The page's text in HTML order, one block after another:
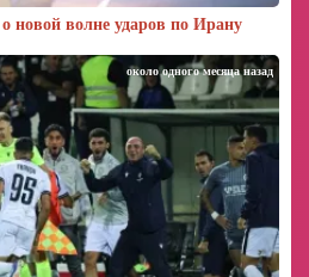
новой волне ударов по Ирану
около одного месяца назад